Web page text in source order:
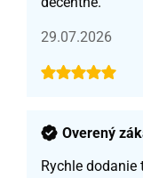
29.07.2026
Overený
Rychle